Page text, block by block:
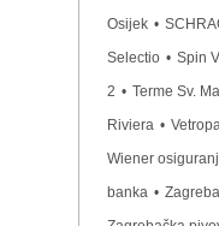
Osijek •
Selectio • Spin
2 • Terme Sv.
Riviera •
Wiener
banka •